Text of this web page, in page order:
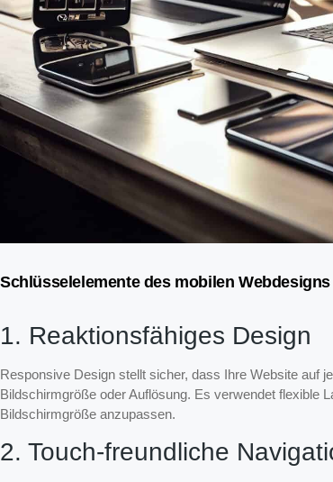
Schlüsselelemente des mobilen Webdesigns
1. Reaktionsfähiges Design
Responsive Design stellt sicher, dass Ihre Website auf
Bildschirmgröße oder Auflösung. Es verwendet flexible
Bildschirmgröße anzupassen.
2. Touch-freundliche